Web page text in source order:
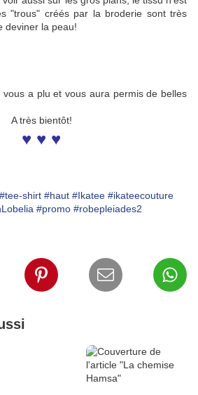
"trous" créés par la broderie sont très
deviner la peau!
a plu et vous aura permis de belles
A très bientôt!
♥ ♥ ♥
#tee-shirt #haut #Ikatee #ikateecouture
#promo #robepleiades2